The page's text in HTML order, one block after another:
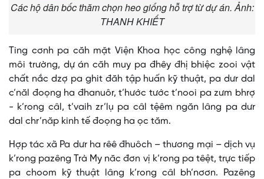
Các hộ dân bốc thăm chọn heo giống hỗ trợ từ dự án. Ảnh:
THANH KHIẾT
Ting cơnh pa căh mặt Viện Khoa học công nghệ lâng
môi trường, dự án căh muy pa đhêy đhị bhiệc zooi vật
chất nắc dzợ pa ghit đăh tập huấn kỹ thuật, pa dưr dal
c’năl đoọng ha đhanuôr, t’hước tước t’nooi pa zưm bhrợ
- k’rong câl, t’vaih zr’lụ pa câl tệêm ngăn lâng pa dưr
dal chr’năp kinh tế đoọng ha ọc tăm.
Hợp tác xã Pa dưr ha rêê đhuôch – thương mại – dịch vụ
k’rong pazêng Trà My năc đơn vị k’rong pa têệt, trực tiếp
pa choom kỹ thuật lâng k’rong câl bh’nơơn. Pazêng